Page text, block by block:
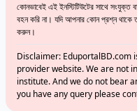
কোনভাবেই এই ইনস্টিটিউটের সাথে
বহন করি না। যদি আপনার কোন প্রশ্ন থাকে
করুন।
Disclaimer: EduportalBD.com
provider website. We are not
institute. And we do not bear
you have any query please